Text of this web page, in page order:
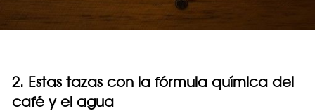
2. Estas tazas con la fórmula química del
café y el agua